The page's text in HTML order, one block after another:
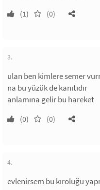
(1) (0)
3.
ulan ben kimlere semer
na bu yüzük de kanıtıdır
anlamına gelir bu hareket
(0) (0)
4.
evlenirsem bu kıroluğu